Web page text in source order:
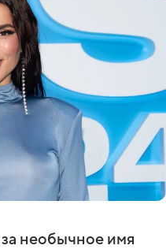
необычное имя